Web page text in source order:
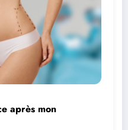
après mon